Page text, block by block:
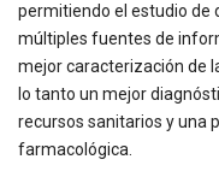
permitiendo el estudio
múltiples fuentes de
mejor caracterización de
lo tanto un mejor
recursos sanitarios y una
farmacológica.